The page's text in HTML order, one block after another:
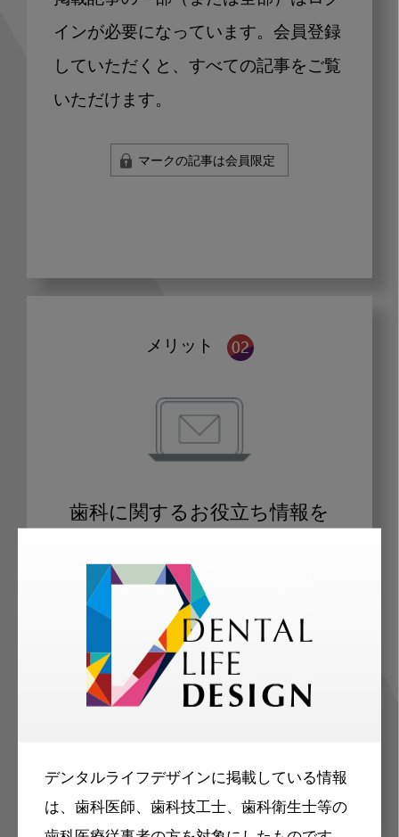
デンタルライフデザインに掲載している情報
は、歯科医師、歯科技工士、歯科衛生士等の
インが必要になっています。会員登録
していただくと、すべての記事をご覧
いただけます。
マークの記事は会員限定
メリット
歯科に関するお役立ち情報を
ご登録いただいた職種（歯科医師、歯
科衛生士、歯科技工士）に合わせた内
容のメールマガジンをお届けします。